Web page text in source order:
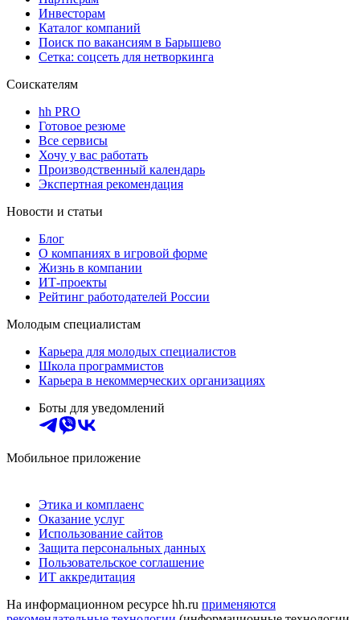
Инвесторам
Каталог компаний
Поиск по вакансиям в Барышево
Сетка: соцсеть для нетворкинга
Соискателям
hh PRO
Готовое резюме
Все сервисы
Хочу у вас работать
Производственный календарь
Экспертная рекомендация
Новости и статьи
Блог
О компаниях в игровой форме
Жизнь в компании
ИТ-проекты
Рейтинг работодателей России
Молодым специалистам
Карьера для молодых специалистов
Школа программистов
Карьера в некоммерческих организациях
Боты для уведомлений
Мобильное приложение
Этика и комплаенс
Оказание услуг
Использование сайтов
Защита персональных данных
Пользовательское соглашение
ИТ аккредитация
На информационном ресурсе hh.ru применяются